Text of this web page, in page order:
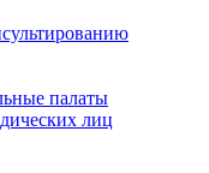
палаты
лиц